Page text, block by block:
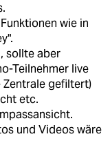
wie in
sollte aber
Teilnehmer live
Zentrale gefiltert)
etc.
und Videos wäre